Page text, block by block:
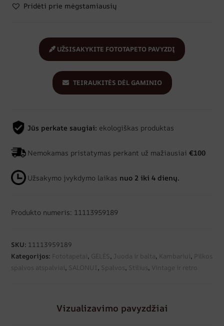
Pridėti prie mėgstamiausių
UŽSISAKYKITE FOTOTAPETO PAVYZDĮ
TEIRAUKITĖS DĖL GAMINIO
Jūs perkate saugiai: ekologiškas produktas
Nemokamas pristatymas perkant už mažiausiai€100
Užsakymo įvykdymo laikas nuo 2 iki 4 dienų.
Produkto numeris: 11113959189
SKU: 11113959189
Kategorijos: Fototapetai, GĖLĖS, Juoda ir balta, Kambariui, Pilkos
spalvos atspalviai, SALONUI, Spalvos , Stilius , Vintage ir retro
Vizualizavimo pavyzdžiai